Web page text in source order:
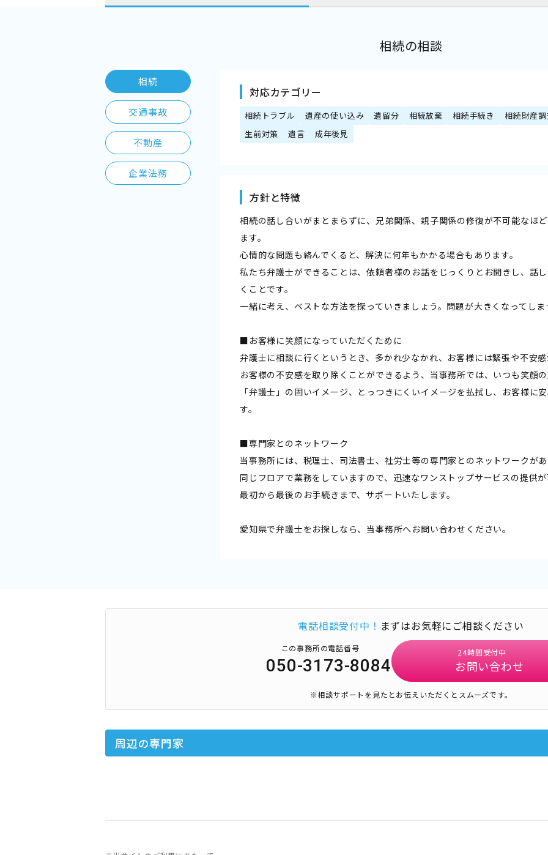
相続の相談
相続
交通事故
不動産
企業法務
対応カテゴリー
相続トラブル 遺産の使い込み 遺留分 相続放棄 相続手続き
相続財産
生前対策
遺言 成年後見
方針と特徴
相続の話し合いがまとまらずに、兄弟関係、親子関係の修復が不可能なほ
ます。
心情的な問題も絡んでくると、解決に何年もかかる場合もあります。
私たち弁護士ができることは、依頼者様のお話をじっくりとお聞きし、話
くことです。
一緒に考え、ベストな方法を探っていきましょう。問題が大きくなってし
■お客様に笑顔になっていただくために
弁護士に相談に行くというとき、多かれ少なかれ、お客様には緊張や不安
お客様の不安感を取り除くことができるよう、当事務所では、いつも笑顔
「弁護士」の固いイメージ、とっつきにくいイメージを払拭し、お客様に
す。
■専門家とのネットワーク
当事務所には、税理士、司法書士、社労士等の専門家とのネットワークが
同じフロアで業務をしていますので、迅速なワンストップサービスの提供
最初から最後のお手続きまで、サポートいたします。
愛知県で弁護士をお探しなら、当事務所へお問い合わせください。
電話相談受付中！ まずはお気軽にご相談ください
この事務所の電話番号
050-3173-8084
24時間受付中
お問い合わせ
※相談サポートを見たとお伝えいただくとスムーズです。
周辺の専門家